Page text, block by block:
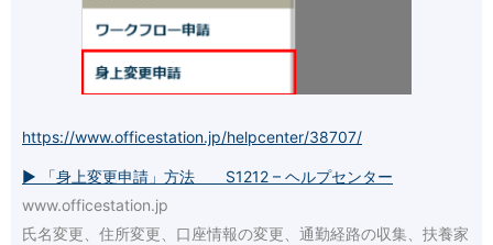
https://www.officestation.jp/helpcenter/38707/
▶ 「身上変更申請」方法 S1212 – ヘルプセンター
www.officestation.jp
氏名変更、住所変更、口座情報の変更、通勤経路の収集、扶養家